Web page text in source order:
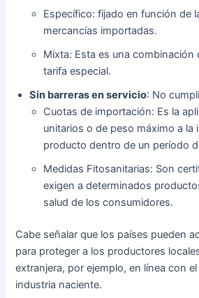
Específico: fijado en función de
mercancías importadas.
Mixta: Esta es una combinación
tarifa especial.
Sin barreras en servicio: No
Cuotas de importación: Es la
unitarios o de peso máximo a la
producto dentro de un período
Medidas Fitosanitarias: Son
exigen a determinados
salud de los consumidores.
Cabe señalar que los países pueden
para proteger a los productores
extranjera, por ejemplo, en línea con
industria naciente.